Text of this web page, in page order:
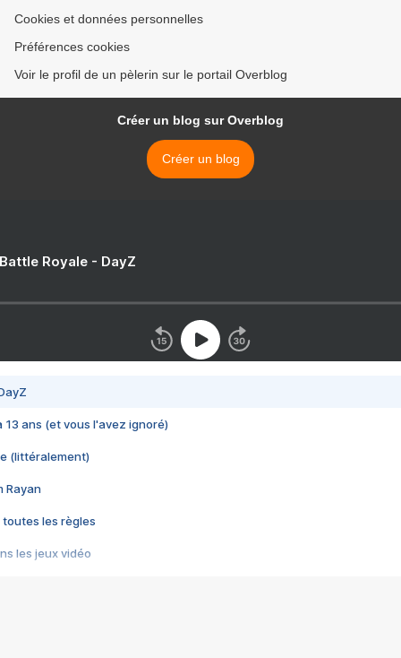
Cookies et données personnelles
Préférences cookies
Voir le profil de un pèlerin sur le portail Overblog
Créer un blog sur Overblog
Créer un blog
Royale - DayZ
13 ans (et vous l'avez ignoré)
(littéralement)
Rayan
toutes les règles
les jeux vidéo